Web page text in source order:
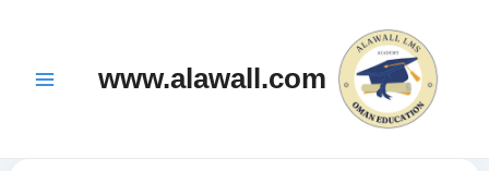
المحتوى
www.alawall.com